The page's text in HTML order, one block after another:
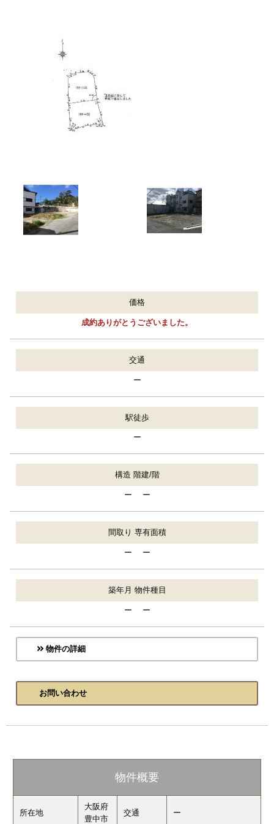
価格
成約ありがとうございました。
交通
ー
駅徒歩
ー
構造 階建/階
ー ー
間取り 専有面積
ー ー
築年月 物件種目
ー ー
物件の詳細
お問い合わせ
物件概要
所在地
大阪府
豊中市
交通 ー